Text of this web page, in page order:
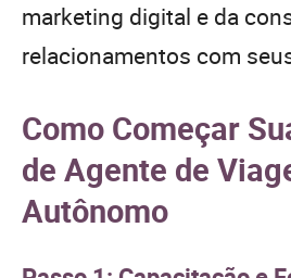
marketing digital e da
relacionamentos com
Como Começar
de Agente de
Autônomo